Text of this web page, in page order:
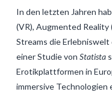
In den letzten Jahren
(VR), Augmented
Streams die
einer Studie von Statista
Erotikplattformen in
immersive Technologien